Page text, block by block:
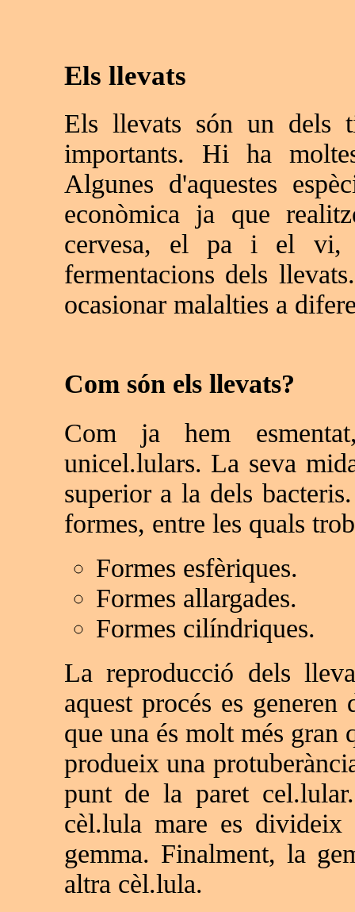
Els llevats
Els llevats són un dels
importants. Hi ha
Algunes d'aquestes
econòmica ja que
cervesa, el pa i el vi,
fermentacions dels
ocasionar malalties a
Com són els llevats?
Com ja hem
unicel.lulars. La seva
superior a la dels
formes, entre les quals
Formes esfèriques.
Formes allargades.
Formes cilíndriques.
La reproducció dels
aquest procés es
que una és molt més gran
produeix una
punt de la paret
cèl.lula mare es
gemma. Finalment, la
altra cèl.lula.